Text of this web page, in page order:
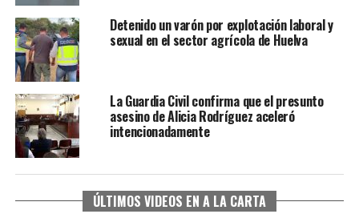
Detenido un varón por explotación laboral y
sexual en el sector agrícola de Huelva
La Guardia Civil confirma que el presunto
asesino de Alicia Rodríguez aceleró
intencionadamente
ÚLTIMOS VIDEOS EN A LA CARTA